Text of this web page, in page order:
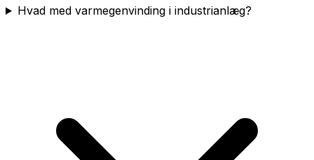
Hvad med varmegenvinding i industrianlæg?